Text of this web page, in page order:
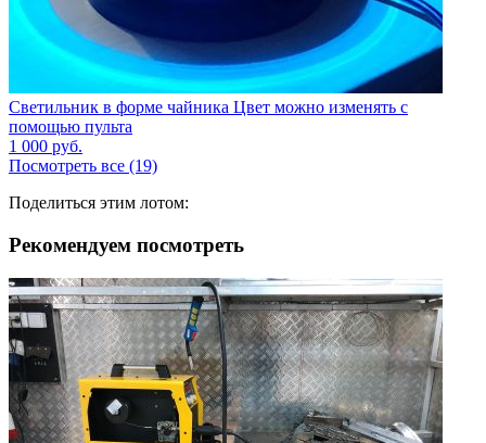
Светильник в форме чайника Цвет можно изменять с
помощью пульта
1 000 руб.
Посмотреть все (19)
Поделиться этим лотом:
Рекомендуем посмотреть